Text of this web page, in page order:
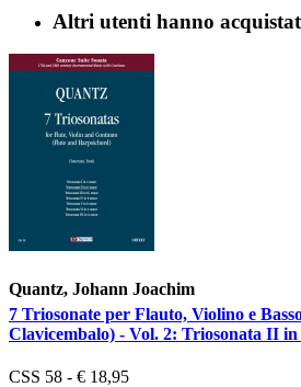
Altri utenti hanno
Quantz, Johann Joachim
7 Triosonate per Flauto, Violino e
Clavicembalo) - Vol. 2: Triosonata II in
CSS 58 - € 18,95